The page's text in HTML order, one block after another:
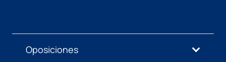
Oposiciones